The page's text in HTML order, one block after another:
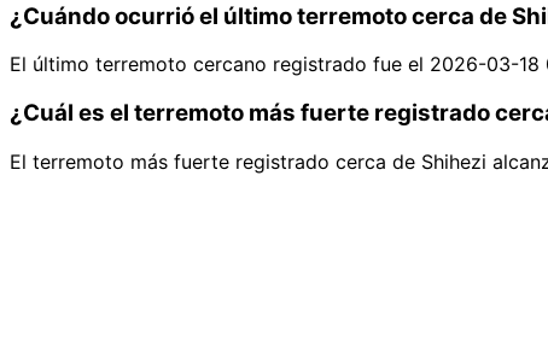
¿Cuándo ocurrió el último terremoto cerca de
El último terremoto cercano registrado fue el 2026-03-18
¿Cuál es el terremoto más fuerte registrado
El terremoto más fuerte registrado cerca de Shihezi